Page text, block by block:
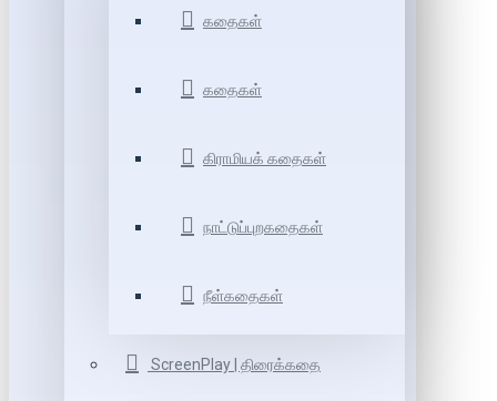
கதைகள்
கதைகள்
கிராமியக் கதைகள்
நாட்டுப்புறகதைகள்
நீள்கதைகள்
ScreenPlay | திரைக்கதை